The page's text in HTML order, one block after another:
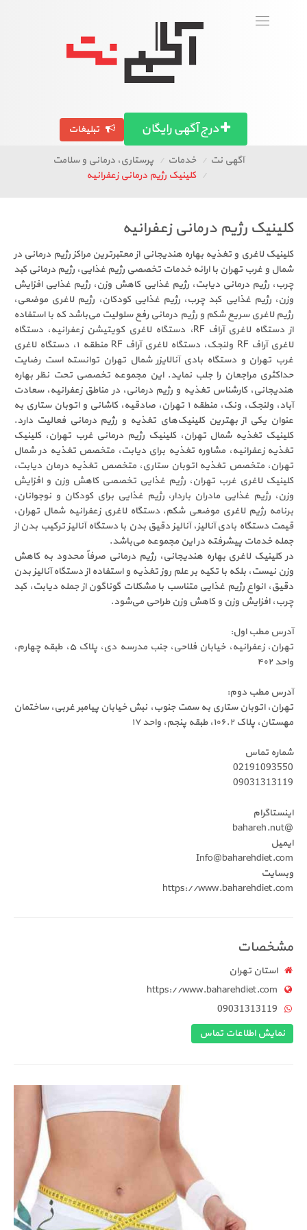
تصاویر آگهی ها آگهی استان ها
Toggle
درج آگهی رایگان تبلیغات
آگهی نت خدمات
پرستاری، درمانی و سلامت
کلینیک رژیم درمانی زعفرانیه
رژیم درمانی زعفرانیه
لاغری و تغذیه بهاره هندیجانی از معتبرترین مراکز رژیم درمانی در
و غرب تهران با ارائه خدمات تخصصی رژیم غذایی، رژیم درمانی کبد
رژیم درمانی دیابت، رژیم غذایی کاهش وزن، رژیم غذایی افزایش
رژیم غذایی کبد چرب، رژیم غذایی کودکان، رژیم لاغری موضعی،
لاغری سریع شکم و رژیم درمانی رفع سلولیت می‌باشد که با استفاده
از دستگاه لاغری آراف RF، دستگاه لاغری کویتیشن زعفرانیه، دستگاه
لاغری آراف RF ولنجک، دستگاه لاغری آراف RF منطقه ۱، دستگاه لاغری
تهران و دستگاه بادی آنالایزر شمال تهران توانسته است رضایت
مراجعان را جلب نماید. این مجموعه تخصصی تحت نظر بهاره
کارشناس تغذیه و رژیم درمانی، در مناطق زعفرانیه، سعادت
آباد، ولنجک، ونک، منطقه ۱ تهران، صادقیه، کاشانی و اتوبان ستاری به
یکی از بهترین کلینیک‌های تغذیه و رژیم درمانی فعالیت دارد.
تغذیه شمال تهران، کلینیک رژیم درمانی غرب تهران، کلینیک
زعفرانیه، مشاوره تغذیه برای دیابت، متخصص تغذیه در شمال
متخصص تغذیه اتوبان ستاری، متخصص تغذیه درمان دیابت،
لاغری غرب تهران، رژیم غذایی تخصصی کاهش وزن و افزایش
رژیم غذایی مادران باردار، رژیم غذایی برای کودکان و نوجوانان،
رژیم لاغری موضعی شکم، دستگاه لاغری زعفرانیه شمال تهران،
دستگاه بادی آنالیز، آنالیز دقیق بدن با دستگاه آنالیز ترکیب بدن از
خدمات پیشرفته در این مجموعه می‌باشد.
کلینیک لاغری بهاره هندیجانی، رژیم درمانی صرفاً محدود به کاهش
نیست، بلکه با تکیه بر علم روز تغذیه و استفاده از دستگاه آنالیز بدن
انواع رژیم غذایی متناسب با مشکلات گوناگون از جمله دیابت، کبد
افزایش وزن و کاهش وزن طراحی می‌شود.
مطب اول:
تهران، زعفرانیه، خیابان فلاحی، جنب مدرسه دی، پلا‌ک ۵، طبقه چهارم،
مطب دوم:
اتوبان ستاری به سمت جنوب، نبش خیابان پیامبر غربی، ساختمان
پلاک ۱۰۶.۲، طبقه پنجم، واحد ۱۷
تماس
https://
استان تهران
https://www.baharehdiet.com
09031313119
نمایش اطلاعات تماس